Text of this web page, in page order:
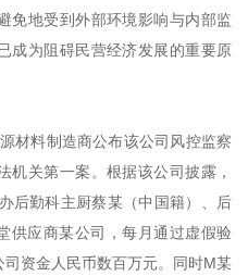
免地受到外部环境影响与内部监
成为阻碍民营经济发展的重要原
材料制造商公布该公司风控监察
机关第一案。根据该公司披露，
后勤科主厨蔡某（中国籍）、后
供应商某公司，每月通过虚假验
资金人民币数百万元。同时M某